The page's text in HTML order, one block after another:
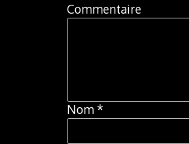
Commentaire
Nom*